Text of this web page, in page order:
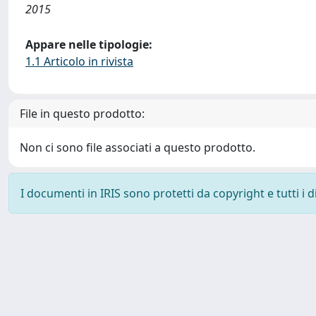
2015
Appare nelle tipologie:
1.1 Articolo in rivista
File in questo prodotto:
Non ci sono file associati a questo prodotto.
I documenti in IRIS sono protetti da copyright e tutti i